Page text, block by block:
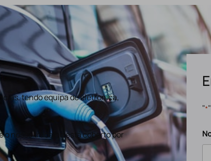
tendo equipa de eletronica,
o nosso trabalho está coberto por
"*